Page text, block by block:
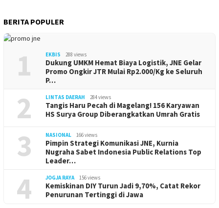
BERITA POPULER
1 EKBIS 288 views
Dukung UMKM Hemat Biaya Logistik, JNE Gelar
Promo Ongkir JTR Mulai Rp2.000/Kg ke Seluruh
P…
2 LINTAS DAERAH 284 views
Tangis Haru Pecah di Magelang! 156 Karyawan
HS Surya Group Diberangkatkan Umrah Gratis
3 NASIONAL 166 views
Pimpin Strategi Komunikasi JNE, Kurnia
Nugraha Sabet Indonesia Public Relations Top
Leader…
4 JOGJA RAYA 156 views
Kemiskinan DIY Turun Jadi 9,70%, Catat Rekor
Penurunan Tertinggi di Jawa